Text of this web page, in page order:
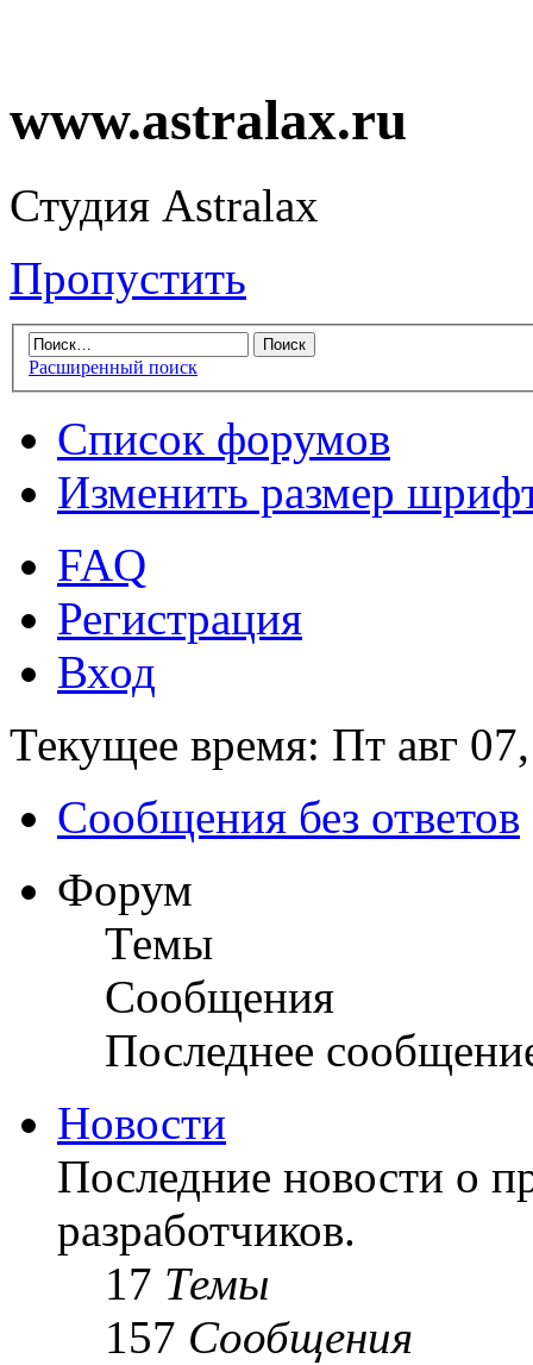
www.astralax.ru
Студия Astralax
Пропустить
Расширенный поиск
Список форумов
Изменить размер
FAQ
Регистрация
Вход
Текущее время: Пт авг
Сообщения без ответов
Форум
Темы
Сообщения
Последнее
Новости
Последние новости о
разработчиков.
17 Темы
157 Сообщения